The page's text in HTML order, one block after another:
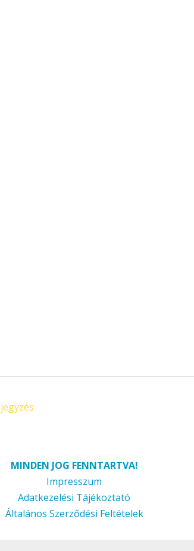
MINDEN JOG FENNTARTVA!
Impresszum
Adatkezelési Tájékoztató
Általános Szerződési Feltételek